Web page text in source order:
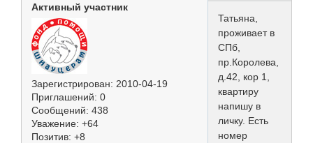
Активный участник
Зарегистрирован: 2010-04-19
Приглашений: 0
Сообщений: 438
Уважение: +64
Позитив: +8
Татьяна,
проживает в
СПб,
пр.Королева,
д.42, кор 1,
квартиру
напишу в
личку. Есть
номер